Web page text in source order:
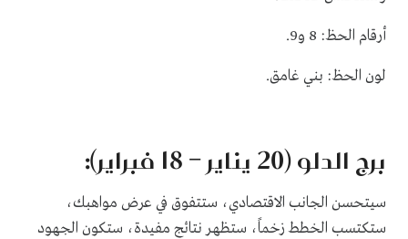
أرقام الحظ: 8 و9.
لون الحظ: بني غامق.
برج الدلو (20 يناير – 18 فبراير):
سيتحسن الجانب الاقتصادي، ستتفوق في عرض مواهبك،
ستكتسب الخطط زخماً، ستظهر نتائج مفيدة، ستكون الجهود